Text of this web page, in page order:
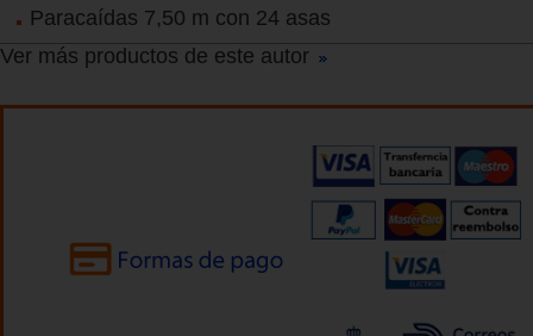
Paracaídas 7,50 m con 24 asas
Ver más productos de este autor